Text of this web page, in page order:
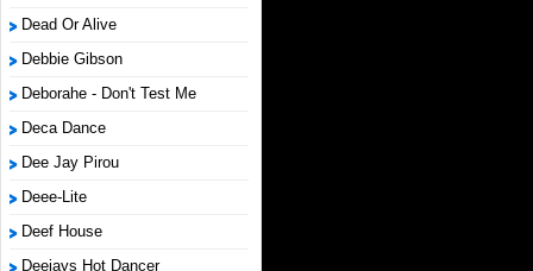
Dead Or Alive
Debbie Gibson
Deborahe - Don't Test Me
Deca Dance
Dee Jay Pirou
Deee-Lite
Deef House
Deejays Hot Dancer